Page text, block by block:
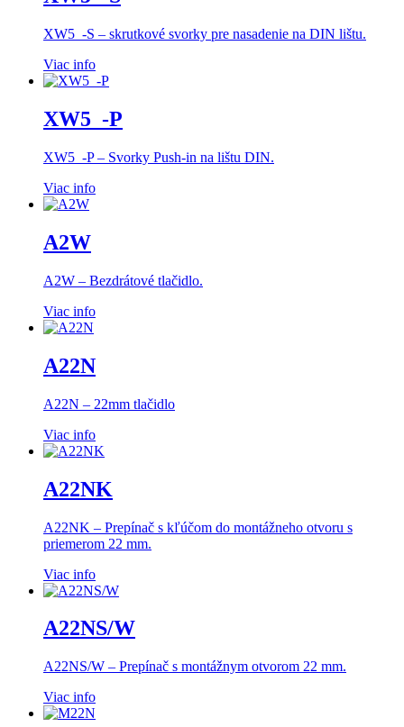
XW5_-S – skrutkové svorky pre nasadenie na DIN lištu.
Viac info
XW5_-P
XW5_-P – Svorky Push-in na lištu DIN.
Viac info
A2W
A2W – Bezdrátové tlačidlo.
Viac info
A22N
A22N – 22mm tlačidlo
Viac info
A22NK
A22NK – Prepínač s kľúčom do montážneho otvoru s
priemerom 22 mm.
Viac info
A22NS/W
A22NS/W – Prepínač s montážnym otvorom 22 mm.
Viac info